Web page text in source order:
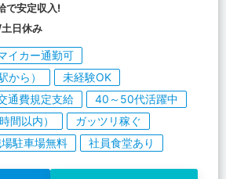
で安定収入!
日休み
イカー通勤可
から）
未経験OK
通費規定支給
40～50代活躍中
間以内）
ガッツリ稼ぐ
駐車場無料 社員食堂あり